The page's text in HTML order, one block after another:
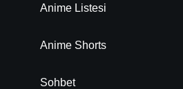
Anime Listesi
Anime Shorts
Sohbet